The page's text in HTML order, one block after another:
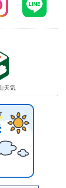
天気